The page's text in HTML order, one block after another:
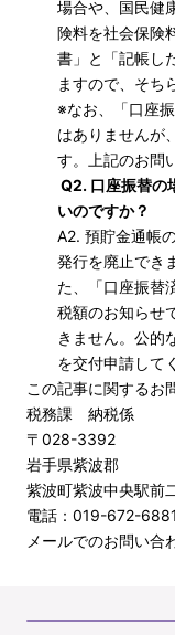
場合や、国民健
険料を社会保険
書」と「記帳し
ますので、そち
※なお、「口座
はありませんが
す。上記のお問
Q2. 口座振替の
いのですか？
A2. 預貯金通帳
発行を廃止でき
た、「口座振替
税額のお知らせ
きません。公的
を交付申請して
この記事に関するお
税務課 納税係
〒028-3392
岩手県紫波郡
紫波町紫波中央駅前
電話：019-672-6881
メールでのお問い合